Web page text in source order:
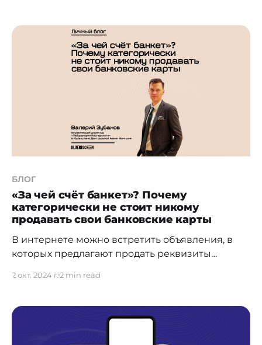
безналичного оборота в стране, и отражает
существенный рост популярности цифровых
платежей среди населения. За последние пять
лет безналичные транзакции увеличились
БЛОГ
«За чей счёт банкет»? Почему
категорически не стоит никому
продавать свои банковские карты
В интернете можно встретить объявления, в
которых предлагают продать реквизиты
нужно — открываешь счёт, передаёшь данные
соглашаться на такие предложения крайне
опасно, ведь потом могут возникнуть проблемы
с законом. Жертвами таких схем часто
2 окт. 2024 г.2 min read